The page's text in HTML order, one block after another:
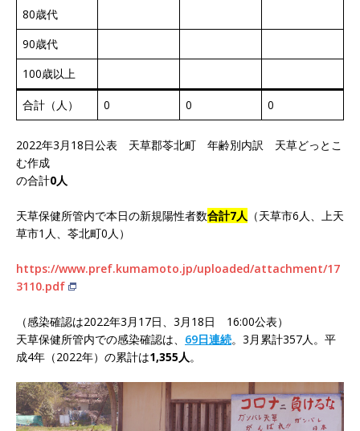
80歳代
90歳代
100歳以上
合計（人） 0 0 0
2022年3月18日公表 天草郡苓北町 年齢別内訳 天草どっとこ
む作成
の合計0人
天草保健所管内で本日の新規陽性者数合計7人 （天草市6人、上天
草市1人、苓北町0人）
https://www.pref.kumamoto.jp/uploaded/attachment/17
3110.pdf
（感染確認は2022年3月17日、3月18日 16:00公表）
天草保健所管内での感染確認は、 69日連続。3月累計357人。平
成4年（2022年）の累計は1,355人 。